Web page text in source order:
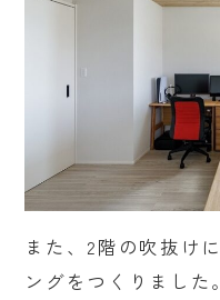
また、2階の吹抜け
ングをつくりました